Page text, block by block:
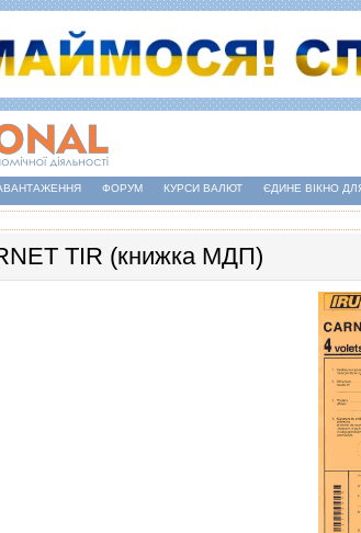
ФОРУМ КУРСИ ВАЛЮТ ЄДИНЕ ВІКНО
TIR (книжка МДП)